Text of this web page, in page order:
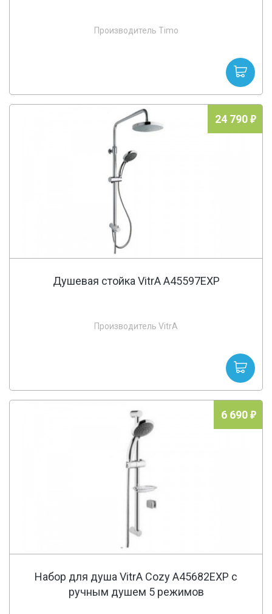
Производитель Timo
24 790
Душевая стойка VitrA A45597EXP
Производитель VitrA
6 690
Набор для душа VitrA Cozy A45682EXP с
ручным душем 5 режимов